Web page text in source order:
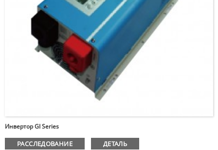
Инвертор GI Series
РАССЛЕДОВАНИЕ ДЕТАЛЬ
Пожалуйста, введите